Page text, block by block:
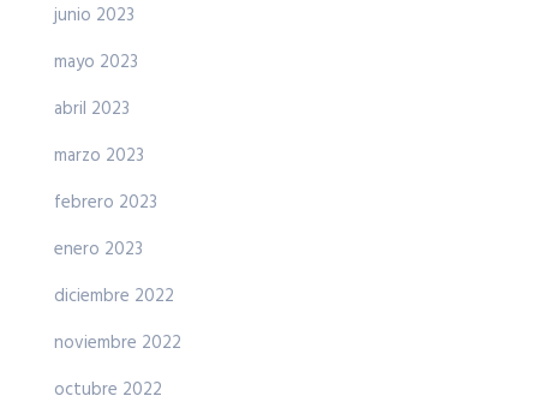
junio 2023
mayo 2023
abril 2023
marzo 2023
febrero 2023
enero 2023
diciembre 2022
noviembre 2022
octubre 2022